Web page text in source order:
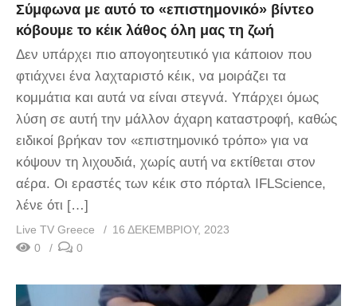
Σύμφωνα με αυτό το «επιστημονικό» βίντεο
κόβουμε το κέικ λάθος όλη μας τη ζωή
Δεν υπάρχει πιο απογοητευτικό για κάποιον που
φτιάχνει ένα λαχταριστό κέικ, να μοιράζει τα
κομμάτια και αυτά να είναι στεγνά. Υπάρχει όμως
λύση σε αυτή την μάλλον άχαρη καταστροφή, καθώς
ειδικοί βρήκαν τον «επιστημονικό τρόπο» για να
κόψουν τη λιχουδιά, χωρίς αυτή να εκτίθεται στον
αέρα. Οι εραστές των κέικ στο πόρταλ IFLScience,
λένε ότι […]
Live TV Greece
16 ΔΕΚΕΜΒΡΊΟΥ, 2023
0
0